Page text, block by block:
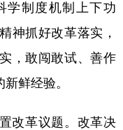
学制度机制上下功
神抓好改革落实，
，敢闯敢试、善作
鲜经验。
革议题。改革决